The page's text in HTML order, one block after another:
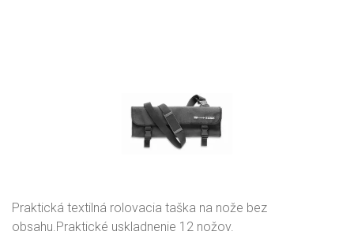
Praktická textilná rolovacia taška na nože bez
obsahu.Praktické uskladnenie 12 nožov.